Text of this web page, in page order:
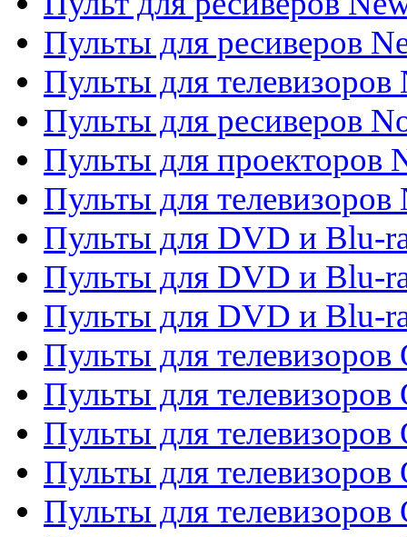
Пульты для ресиверов
Пульты для телевизоров
Пульты для ресиверов
Пульты для проекторов
Пульты для телевизоров
Пульты для DVD и Blu-
Пульты для DVD и Blu-
Пульты для DVD и Blu-
Пульты для телевизоров
Пульты для телевизоров
Пульты для телевизоров
Пульты для телевизоров
Пульты для телевизоров